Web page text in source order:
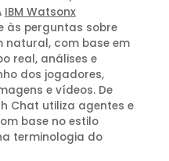
IBM Watsonx
às perguntas sobre
natural, com base em
real, análises e
dos jogadores,
e vídeos. De
Chat utiliza agentes e
base no estilo
terminologia do